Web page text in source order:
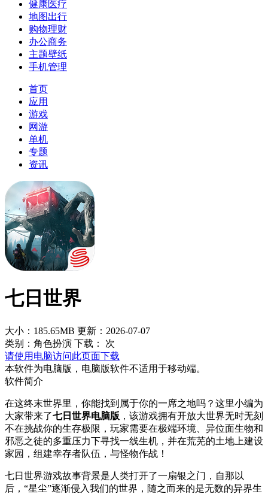
健康医疗
地图出行
购物理财
办公商务
主题壁纸
手机管理
首页
应用
游戏
网游
单机
专题
资讯
七日世界
大小：185.65MB 更新：2026-07-07
类别：角色扮演 下载：
次
请使用电脑访问此页面下载
本软件为电脑版，电脑版软件不适用于移动端。
软件简介
在这终末世界里，你能找到属于你的一席之地吗？这里小编为
大家带来了七日世界电脑版 ，该游戏拥有开放大世界无时无刻
不在挑战你的生存极限，玩家需要在极端环境、异位面生物和
邪恶之徒的多重压力下寻找一线生机，并在荒芜的土地上建设
家园，组建幸存者队伍，与怪物作战！
七日世界游戏故事背景是人类打开了一扇银之门，自那以
后，“星尘”逐渐侵入我们的世界，随之而来的是无数的异界生